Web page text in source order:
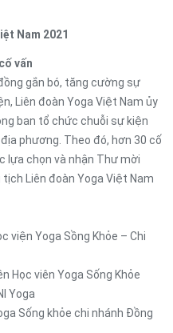
Nam 2021
vấn
gắn bó, tăng cường sự
Liên đoàn Yoga Việt Nam ủy
ban tổ chức chuỗi sự kiện
phương. Theo đó, hơn 30 cố
lựa chọn và nhận Thư mời
Liên đoàn Yoga Việt Nam
viện Yoga Sồng Khỏe – Chi
Học viên Yoga Sống Khỏe
Yoga
Sống khỏe chi nhánh Đồng